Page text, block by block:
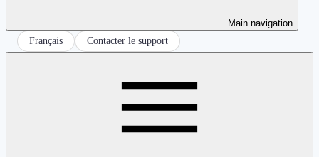
Main navigation
Français
Contacter le support